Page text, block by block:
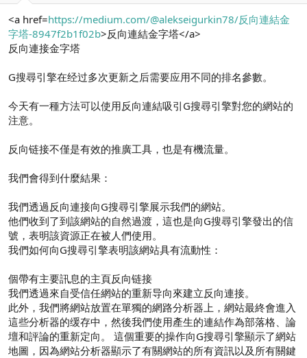
<a href=https://medium.com/@alekseigurkin78/反向連結金
字塔-8947f2b1f02b>反向連結金字塔</a>
反向連接金字塔
G搜尋引擎在经过多次更新之后需要应用不同的排名參數。
今天有一種方法可以使用反向連結吸引G搜尋引擎對您的網站的
注意。
反向链接不僅是有效的推廣工具，也是有機流量。
我們會得到什麼結果：
我們透過反向連接向G搜尋引擎展示我們的網站。
他們收到了到該網站的自然過渡，這也是向G搜尋引擎發出的信
號，表明該資源正在被人們使用。
我們如何向G搜尋引擎表明該網站具有流動性：
個帶有主要訊息的主頁反向链接
我們透過來自受信任網站的重新导向來建立反向連接。
此外，我們將網站放置在單獨的網路分析器上，網站最終會進入
這些分析器的缓存中，然後我們使用產生的連結作為部落格、論
壇和評論的重新定向。 這個重要的操作向G搜尋引擎顯示了網站
地圖，因為網站分析器顯示了有關網站的所有資訊以及所有關鍵